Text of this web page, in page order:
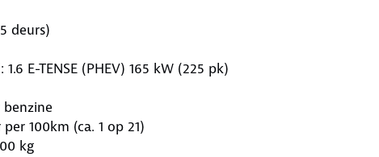
deurs)
E-TENSE (PHEV) 165 kW (225 pk)
100km (ca. 1 op 21)
kg